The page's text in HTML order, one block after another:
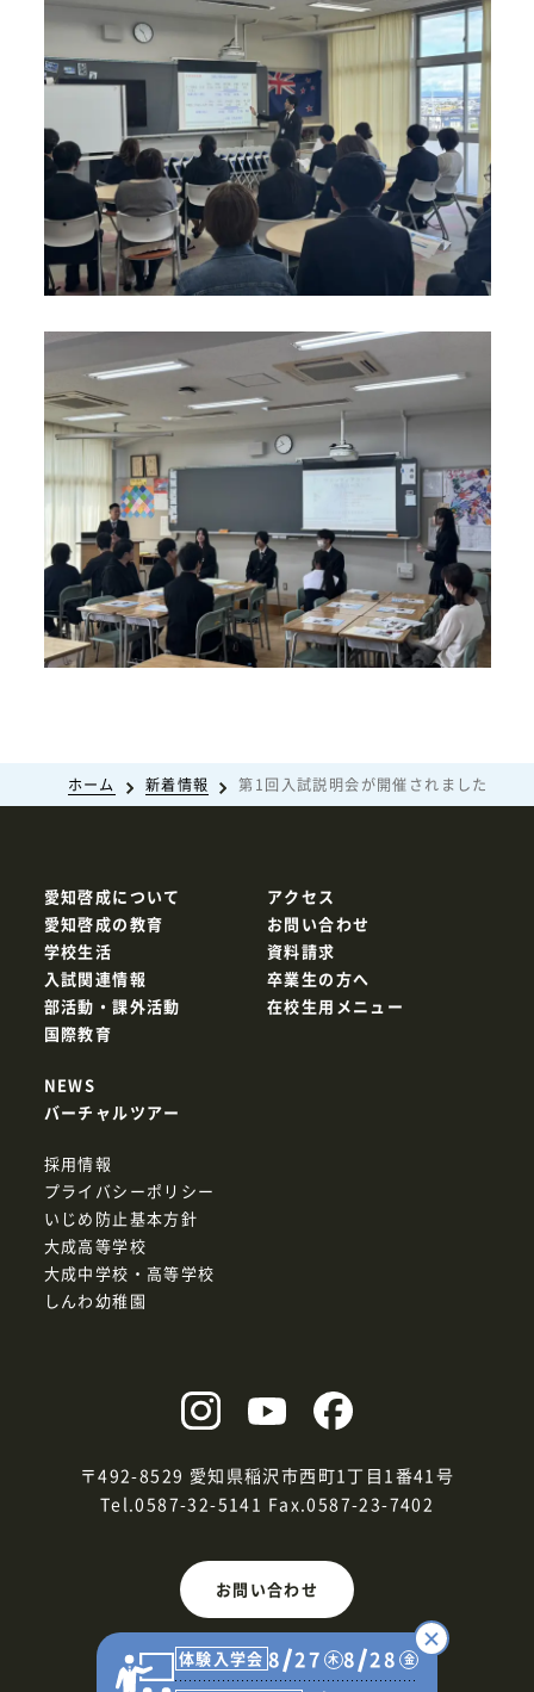
体験入学会 8 27 木8 28 金
ホーム 新着情報 第1回入試説明会が開催されました
〒492-8529 愛知県稲沢市西町1丁目1番41号
Tel.0587-32-5141 Fax.0587-23-7402
お問い合わせ
愛知啓成について
愛知啓成の教育
学校生活
入試関連情報
部活動・課外活動
国際教育
アクセス
お問い合わせ
資料請求
卒業生の方へ
在校生用メニュー
採用情報
プライバシーポリシー
いじめ防止基本方針
大成高等学校
大成中学校・高等学校
しんわ幼稚園
NEWS
バーチャルツアー